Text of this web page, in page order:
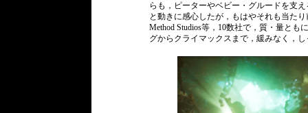
らも，ピーターやベビー・グルードを支
と動きに感心したが，もはやそれも当たり
Method Studios等，10数社で，質・量と
グからクライマックスまで，緩みなく，